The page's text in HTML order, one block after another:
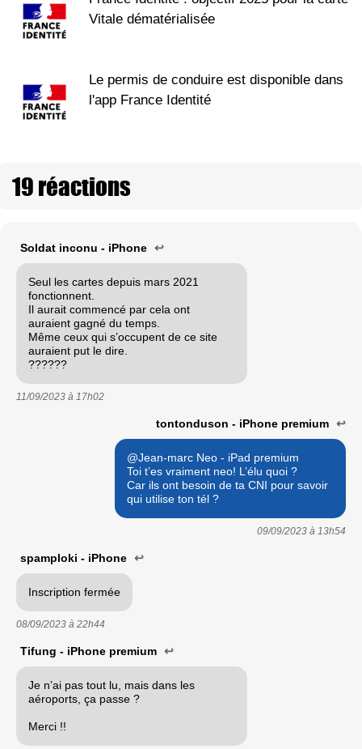
Vitale dématérialisée
Le permis de conduire est disponible dans
l'app France Identité
19 réactions
Soldat inconu - iPhone ↩
Seul les cartes depuis mars 2021
fonctionnent.
Il aurait commencé par cela ont
auraient gagné du temps.
Même ceux qui s’occupent de ce site
auraient put le dire.
??????
11/09/2023 à 17h02
tontonduson - iPhone premium ↩
@Jean-marc Neo - iPad premium
Toi t’es vraiment neo! L’élu quoi ?
Car ils ont besoin de ta CNI pour savoir
qui utilise ton tél ?
09/09/2023 à 13h54
spamploki - iPhone ↩
Inscription fermée
08/09/2023 à 22h44
Tifung - iPhone premium ↩
Je n’ai pas tout lu, mais dans les
aéroports, ça passe ?
Merci !!